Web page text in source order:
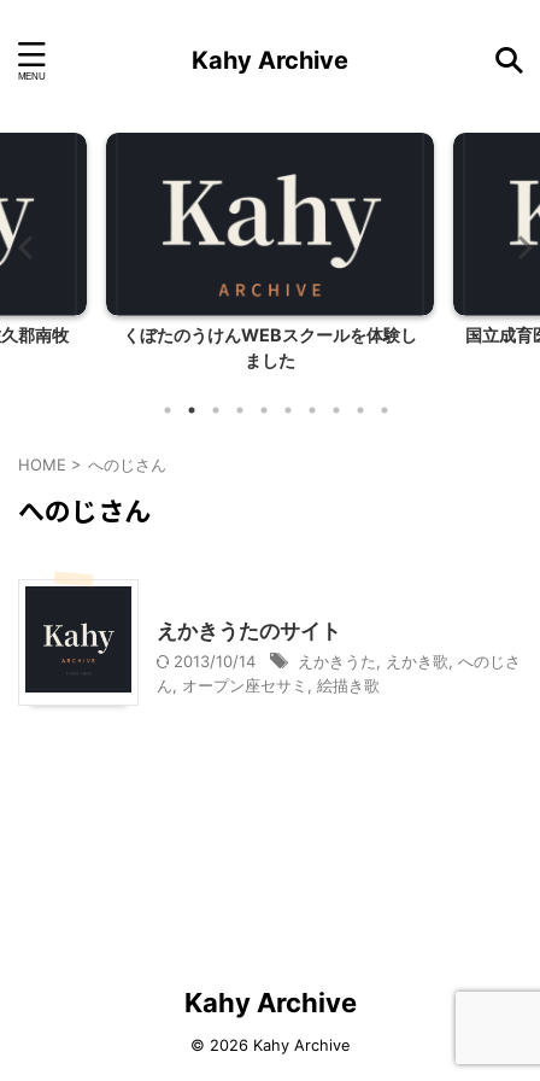
Kahy Archive
郡南牧
くぼたのうけんWEBスクールを体験し
ました
国立成育
HOME > へのじさん
へのじさん
えかきうたのサイト
2013/10/14 えかきうた えかき歌 へのじさ
ん
オープン座セサミ 絵描き歌
Kahy Archive
© 2026 Kahy Archive